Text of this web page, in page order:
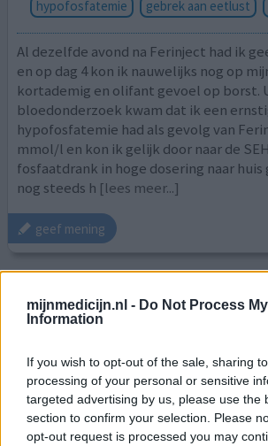
mijnmedicijn.nl - Do Not Process
Information
If you wish to opt-out of the sale, sharing
processing of your personal or sensitive
targeted advertising by us, please use the
section to confirm your selection. Please
opt-out request is processed you may
hypofosfatemie
gebrek aan eetlust
Al dezelfde avond na Ferinject had ik
en op dag 4 kon ik nauwelijks nog op
kortademig en olifant gevoel op borst.
bloedonderzoek kwam dat ik een
hypofosfatemie had als gevolg van
mmol/l en kon ik gelijk door naar de
fosfaatdrank in hoge dosering naar
nog steeds h [lees meer...]
geef mening
Ferinject
20-03-2026 | Vrouw | 50
Bloedarmoede
Effectiviteit
Hoeveelheid bijwerkingen
Bijwerkingen